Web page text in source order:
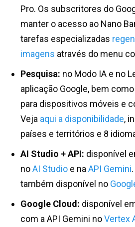
Pro. Os subscritores do
manter o acesso ao Nano
tarefas especializadas
imagens através do menu
Pesquisa: no Modo IA e no
aplicação Google, bem
para dispositivos móveis e
Veja aqui a disponibilidade,
países e territórios e 8
AI Studio + API: disponível
noAI Studio e naAPI Gemini
também disponível no
Google Cloud: disponível
com a API Gemini noVertex